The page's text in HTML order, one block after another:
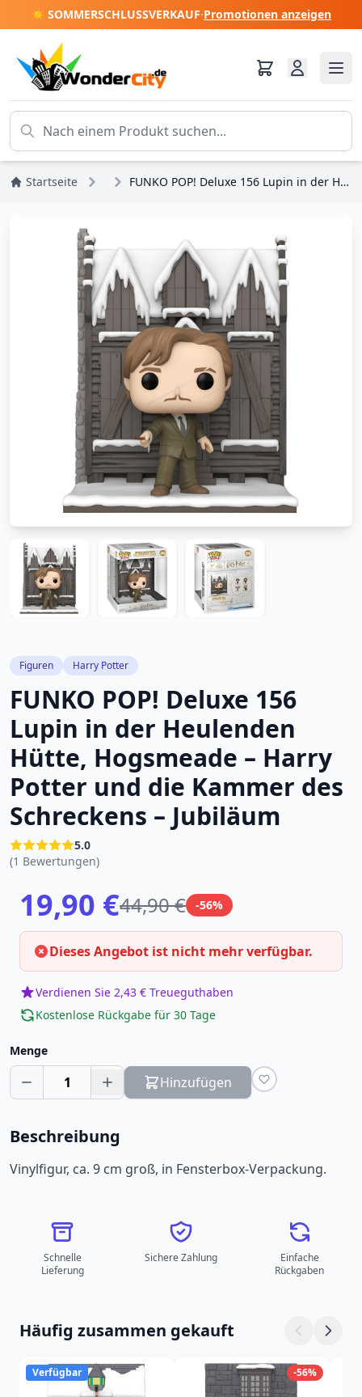
☀️ SOMMERSCHLUSSVERKAUF·Promotionen anzeigen
Startseite Figuren FUNKO POP! Deluxe 156 Lupin in der Heulenden Hütte, Hogsmeade – Harry Potter und die Kammer des Schreckens – Jubiläum
Figuren Harry Potter
FUNKO POP! Deluxe 156
Lupin in der Heulenden
Hütte, Hogsmeade – Harry
Potter und die Kammer des
Schreckens – Jubiläum
5.0
(1 Bewertungen)
19,90 €44,90 € -56%
Dieses Angebot ist nicht mehr verfügbar.
Verdienen Sie 2,43 € Treueguthaben
Kostenlose Rückgabe für 30 Tage
Menge
1 Hinzufügen
Beschreibung
Vinylfigur, ca. 9 cm groß, in Fensterbox-Verpackung.
Schnelle
Lieferung
Sichere Zahlung
Einfache
Rückgaben
Häufig zusammen gekauft
Verfügbar -56%